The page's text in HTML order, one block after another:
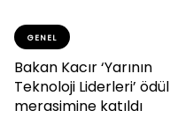
GENEL
Bakan Kacır ‘Yarının
Teknoloji Liderleri’ ödül
merasimine katıldı